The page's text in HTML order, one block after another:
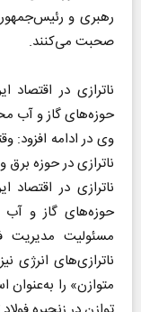
رهبری و
صحبت می‌کنند.
ناترازی در
حوزه‌های گاز و آب
وی در ادامه افزود:
ناترازی در حوزه
ناترازی در
مسئولیت مدیریت
ناترازی‌های انرژی
متوازن» را